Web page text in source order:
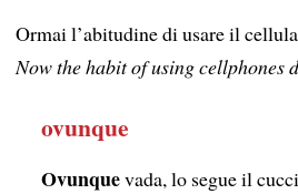
Ormai l’abitudine di usare il
Now the habit of using cellphones
ovunque
Ovunquevada, lo segue il